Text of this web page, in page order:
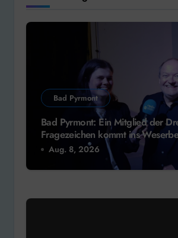
Bad Pyrmont
Bad Pyrmont: Ein Mitglied der
Fragezeichen kommt ins
Aug. 8, 2026